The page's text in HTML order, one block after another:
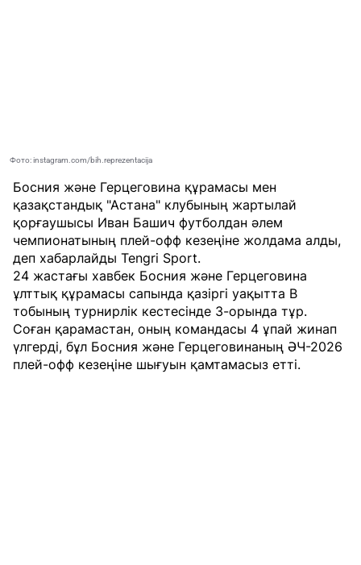
Фото: instagram.com/bih.reprezentacija
Босния және Герцеговина құрамасы мен
қазақстандық "Астана" клубының жартылай
қорғаушысы Иван Башич футболдан әлем
чемпионатының плей-офф кезеңіне жолдама алды,
деп хабарлайды Tengri Sport.
24 жастағы хавбек Босния және Герцеговина
ұлттық құрамасы сапында қазіргі уақытта B
тобының турнирлік кестесінде 3-орында тұр.
Соған қарамастан, оның командасы 4 ұпай жинап
үлгерді, бұл Босния және Герцеговинаның ӘЧ-2026
плей-офф кезеңіне шығуын қамтамасыз етті.